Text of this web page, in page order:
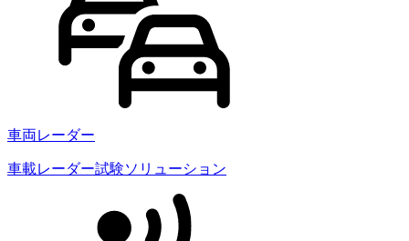
車両レーダー
車載レーダー試験ソリューション